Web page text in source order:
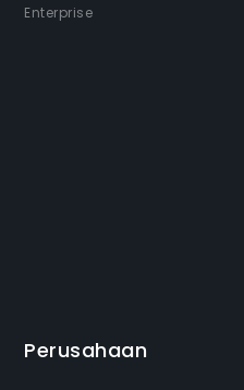
Enterprise
Perusahaan